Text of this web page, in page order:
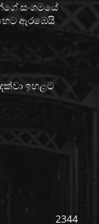
සංගමයේ
ඇරඹෙයි
ඉහළට
2344